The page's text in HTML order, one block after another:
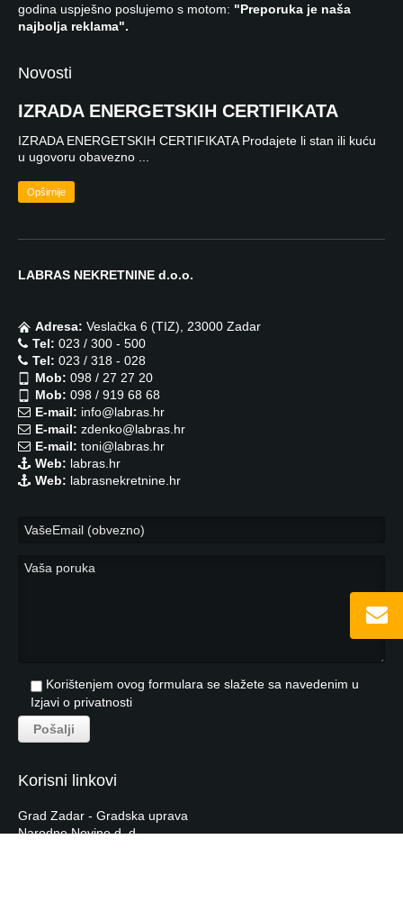
godina uspješno poslujemo s motom: "Preporuka je naša
najbolja reklama".
Novosti
IZRADA ENERGETSKIH CERTIFIKATA
IZRADA ENERGETSKIH CERTIFIKATA Prodajete li stan ili kuću
u ugovoru obavezno ...
Opširnije
LABRAS NEKRETNINE d.o.o.
Adresa: Veslačka 6 (TIZ), 23000 Zadar
Tel: 023 / 300 - 500
Tel: 023 / 318 - 028
Mob: 098 / 27 27 20
Mob: 098 / 919 68 68
E-mail: info@labras.hr
E-mail: zdenko@labras.hr
E-mail: toni@labras.hr
Web: labras.hr
Web: labrasnekretnine.hr
Korištenjem ovog formulara se slažete sa navedenim u
Izjavi o privatnosti
Korisni linkovi
Grad Zadar - Gradska uprava
Narodne Novine d. d.